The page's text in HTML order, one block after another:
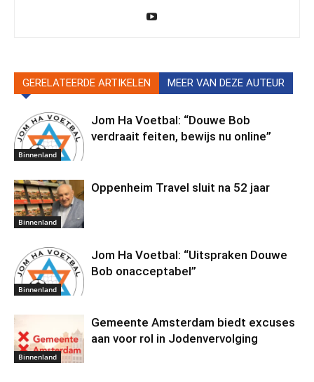
GERELATEERDE ARTIKELEN MEER VAN DEZE AUTEUR
Binnenland
Jom Ha Voetbal: “Douwe Bob
verdraait feiten, bewijs nu online”
Binnenland
Oppenheim Travel sluit na 52 jaar
Binnenland
Jom Ha Voetbal: “Uitspraken Douwe
Bob onacceptabel”
Binnenland
Gemeente Amsterdam biedt excuses
aan voor rol in Jodenvervolging